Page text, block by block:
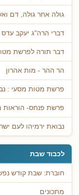
גולה אחר גולה, דם
דברי הרה"ג יעקב
דבר תורה לפרשת
הר ההר - מות אהרון
פרשת מטות מסעי :
פרשת פנחס- הוראות
נבואת ירמיהו לעם
לכבוד שבת
חוברת: שבת קודש
מתכונים